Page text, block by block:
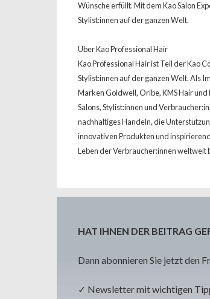
Wünsche erfüllt. Mit dem Kao Salon
Stylist:innen auf der ganzen Welt.
Über Kao Professional Hair
Kao Professional Hair ist Teil der Kao
Stylist:innen auf der ganzen Welt. Als
Marken Goldwell, Oribe, KMS Hair und
Salons, Stylist:innen und
nachhaltiges Handeln, die
innovativen Produkten und
Leben der Verbraucher:innen weltweit
HAT IHNEN DER BEITRAG
Dann abonnieren Sie jetzt den
✓ Newsletter mit wichtigen